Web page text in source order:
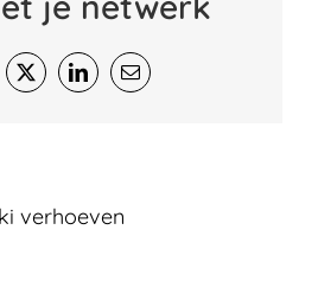
X LinkedIn
E-
mail
verhoeven